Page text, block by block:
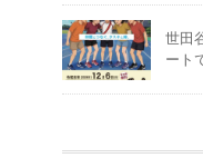
世田
ート